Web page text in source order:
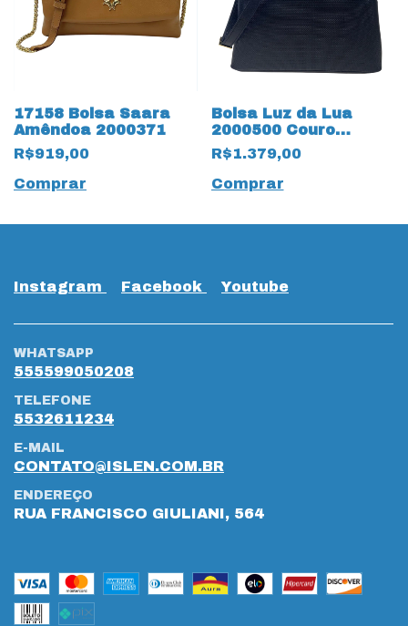
17158 Bolsa Saara
Amêndoa 2000371
R$919,00
Comprar
Bolsa Luz da Lua
2000500 Couro
Natural 17743
Tramado Saara Preto
R$1.379,00
Comprar
Instagram Facebook Youtube
WHATSAPP
555599050208
TELEFONE
5532611234
E-MAIL
CONTATO@ISLEN.COM.BR
ENDEREÇO
RUA FRANCISCO GIULIANI, 564